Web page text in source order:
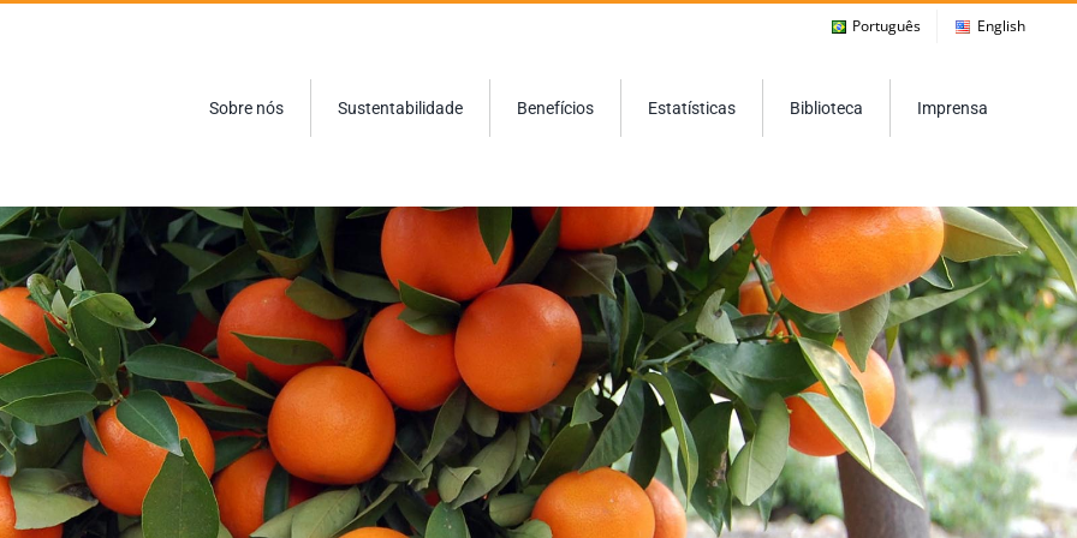
Português English
Sobre nós Sustentabilidade Benefícios Estatísticas Biblioteca Imprensa